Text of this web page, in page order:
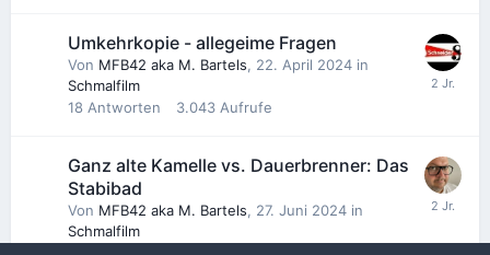
Umkehrkopie - allegeime Fragen
Von MFB42 aka M. Bartels, 22. April 2024 in
Schmalfilm
18 Antworten 3.043 Aufrufe
Ganz alte Kamelle vs. Dauerbrenner: Das
Stabibad
Von MFB42 aka M. Bartels, 27. Juni 2024 in
Schmalfilm